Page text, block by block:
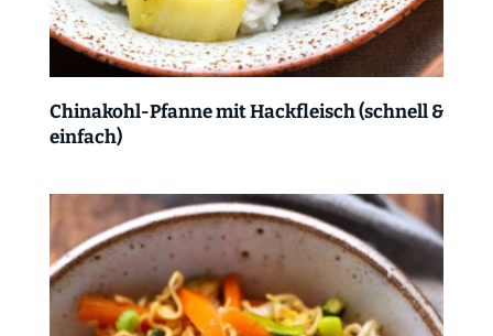
Chinakohl-Pfanne mit Hackfleisch (schnell &
einfach)